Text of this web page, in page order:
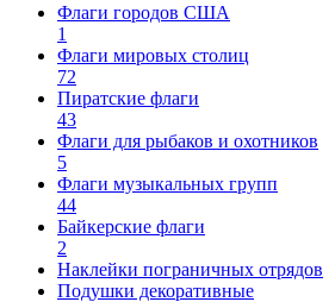
Флаги городов США
1
Флаги мировых столиц
72
Пиратские флаги
43
Флаги для рыбаков и охотников
5
Флаги музыкальных групп
44
Байкерские флаги
2
Наклейки пограничных отрядов
Подушки декоративные